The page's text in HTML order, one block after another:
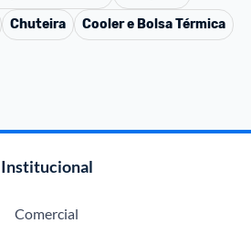
Chuteira
Cooler e Bolsa Térmica
Institucional
Comercial